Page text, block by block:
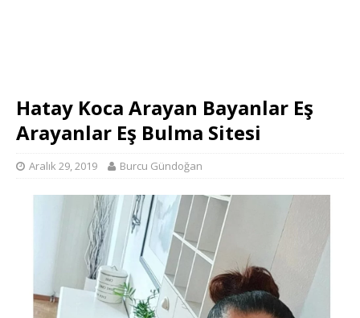
Hatay Koca Arayan Bayanlar Eş
Arayanlar Eş Bulma Sitesi
Aralık 29, 2019 Burcu Gündoğan